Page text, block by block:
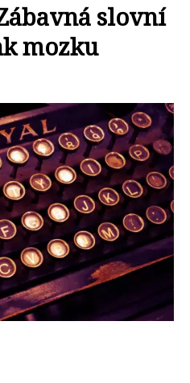
slovní
mozku